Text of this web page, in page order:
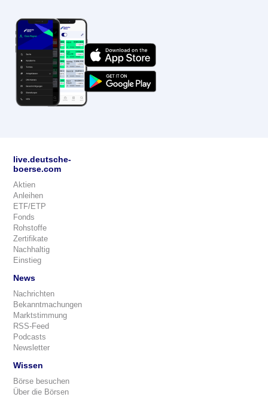
live.deutsche-
boerse.com
Aktien
Anleihen
ETF/ETP
Fonds
Rohstoffe
Zertifikate
Nachhaltig
Einstieg
News
Nachrichten
Bekanntmachungen
Marktstimmung
RSS-Feed
Podcasts
Newsletter
Wissen
Börse besuchen
Über die Börsen